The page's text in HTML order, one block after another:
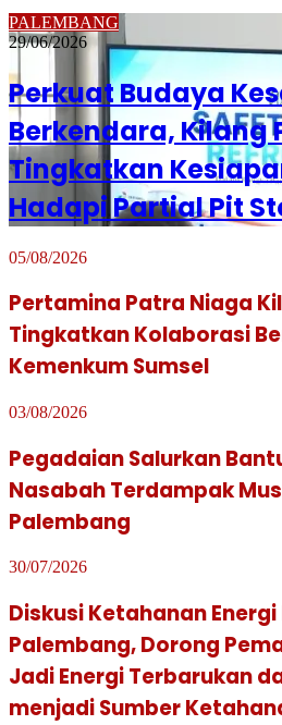
PALEMBANG
29/06/2026
Perkuat Budaya
Berkendara, Kilang
Tingkatkan
Hadapi Partial Pit
05/08/2026
Pertamina Patra Niaga
Tingkatkan Kolaborasi
Kemenkum Sumsel
03/08/2026
Pegadaian Salurkan
Nasabah Terdampak
Palembang
30/07/2026
Diskusi Ketahanan
Palembang, Dorong
Jadi Energi Terbarukan
menjadi Sumber